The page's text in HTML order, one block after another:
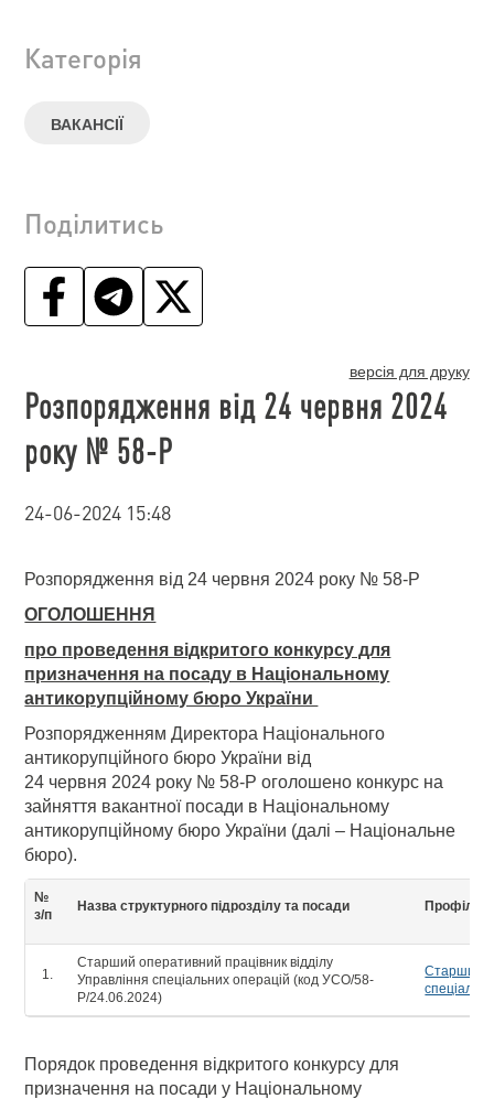
Категорія
ВАКАНСІЇ
Поділитись
версія для друку
Розпорядження від 24 червня 2024
року № 58-Р
24-06-2024 15:48
Розпорядження від 24 червня 2024 року № 58-Р
ОГОЛОШЕННЯ
про проведення відкритого конкурсу для
призначення на посаду в Національному
антикорупційному бюро України
Розпорядженням Директора Національного
антикорупційного бюро України від
24 червня 2024 року № 58-Р оголошено конкурс на
зайняття вакантної посади в Національному
антикорупційному бюро України (далі – Національне
бюро).
№
з/п
Назва структурного підрозділу та посади Профіль
Старший оперативний працівник відділу
Управління спеціальних операцій (код УСО/58-
Р/24.06.2024)
Старший
Порядок проведення відкритого конкурсу для
призначення на посади у Національному